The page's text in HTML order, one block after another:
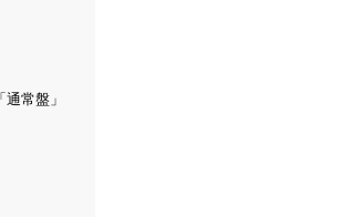
常盤」